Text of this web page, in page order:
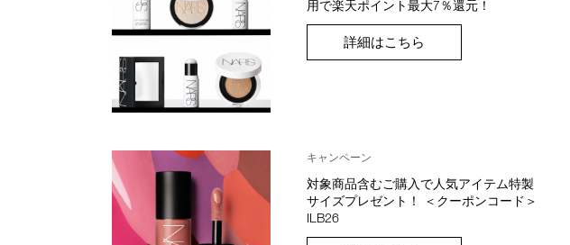
用で楽天ポイント最大7％還元！
詳細はこちら
キャンペーン
対象商品含むご購入で人気アイテム特製
サイズプレゼント！ ＜クーポンコード＞
ILB26